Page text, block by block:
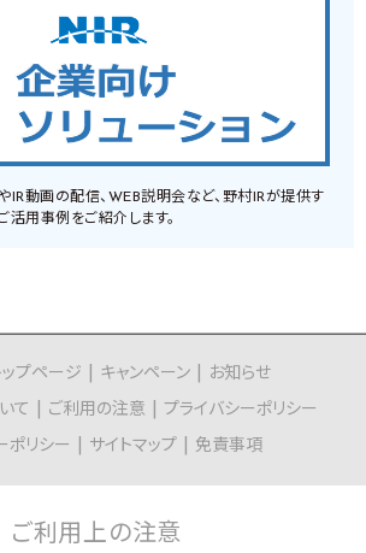
動画の配信、WEB説明会など、野村IRが提供す
活用事例をご紹介します。
プページ キャンペーン
お知らせ
て
ご利用の注意
プライバシーポリシー
ポリシー
サイトマップ 免責事項
ご利用上の注意